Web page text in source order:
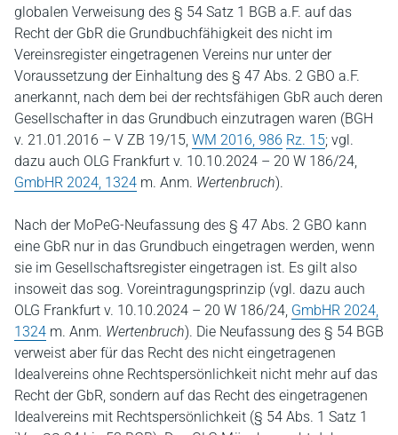
globalen Verweisung des § 54 Satz 1 BGB a.F. auf das
Recht der GbR die Grundbuchfähigkeit des nicht im
Vereinsregister eingetragenen Vereins nur unter der
Voraussetzung der Einhaltung des § 47 Abs. 2 GBO a.F.
anerkannt, nach dem bei der rechtsfähigen GbR auch deren
Gesellschafter in das Grundbuch einzutragen waren (BGH
v. 21.01.2016 – V ZB 19/15, WM 2016, 986 Rz. 15; vgl.
dazu auch OLG Frankfurt v. 10.10.2024 – 20 W 186/24,
GmbHR 2024, 1324 m. Anm. Wertenbruch).
Nach der MoPeG-Neufassung des § 47 Abs. 2 GBO kann
eine GbR nur in das Grundbuch eingetragen werden, wenn
sie im Gesellschaftsregister eingetragen ist. Es gilt also
insoweit das sog. Voreintragungsprinzip (vgl. dazu auch
OLG Frankfurt v. 10.10.2024 – 20 W 186/24, GmbHR 2024,
1324 m. Anm. Wertenbruch). Die Neufassung des § 54 BGB
verweist aber für das Recht des nicht eingetragenen
Idealvereins ohne Rechtspersönlichkeit nicht mehr auf das
Recht der GbR, sondern auf das Recht des eingetragenen
Idealvereins mit Rechtspersönlichkeit (§ 54 Abs. 1 Satz 1